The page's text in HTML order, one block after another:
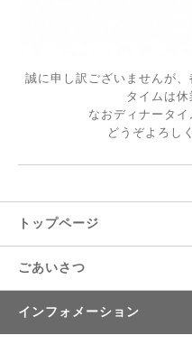
誠に申し訳ございませんが
タイムは休
なおディナータイ
どうぞよろし
トップページ
ごあいさつ
インフォメーション